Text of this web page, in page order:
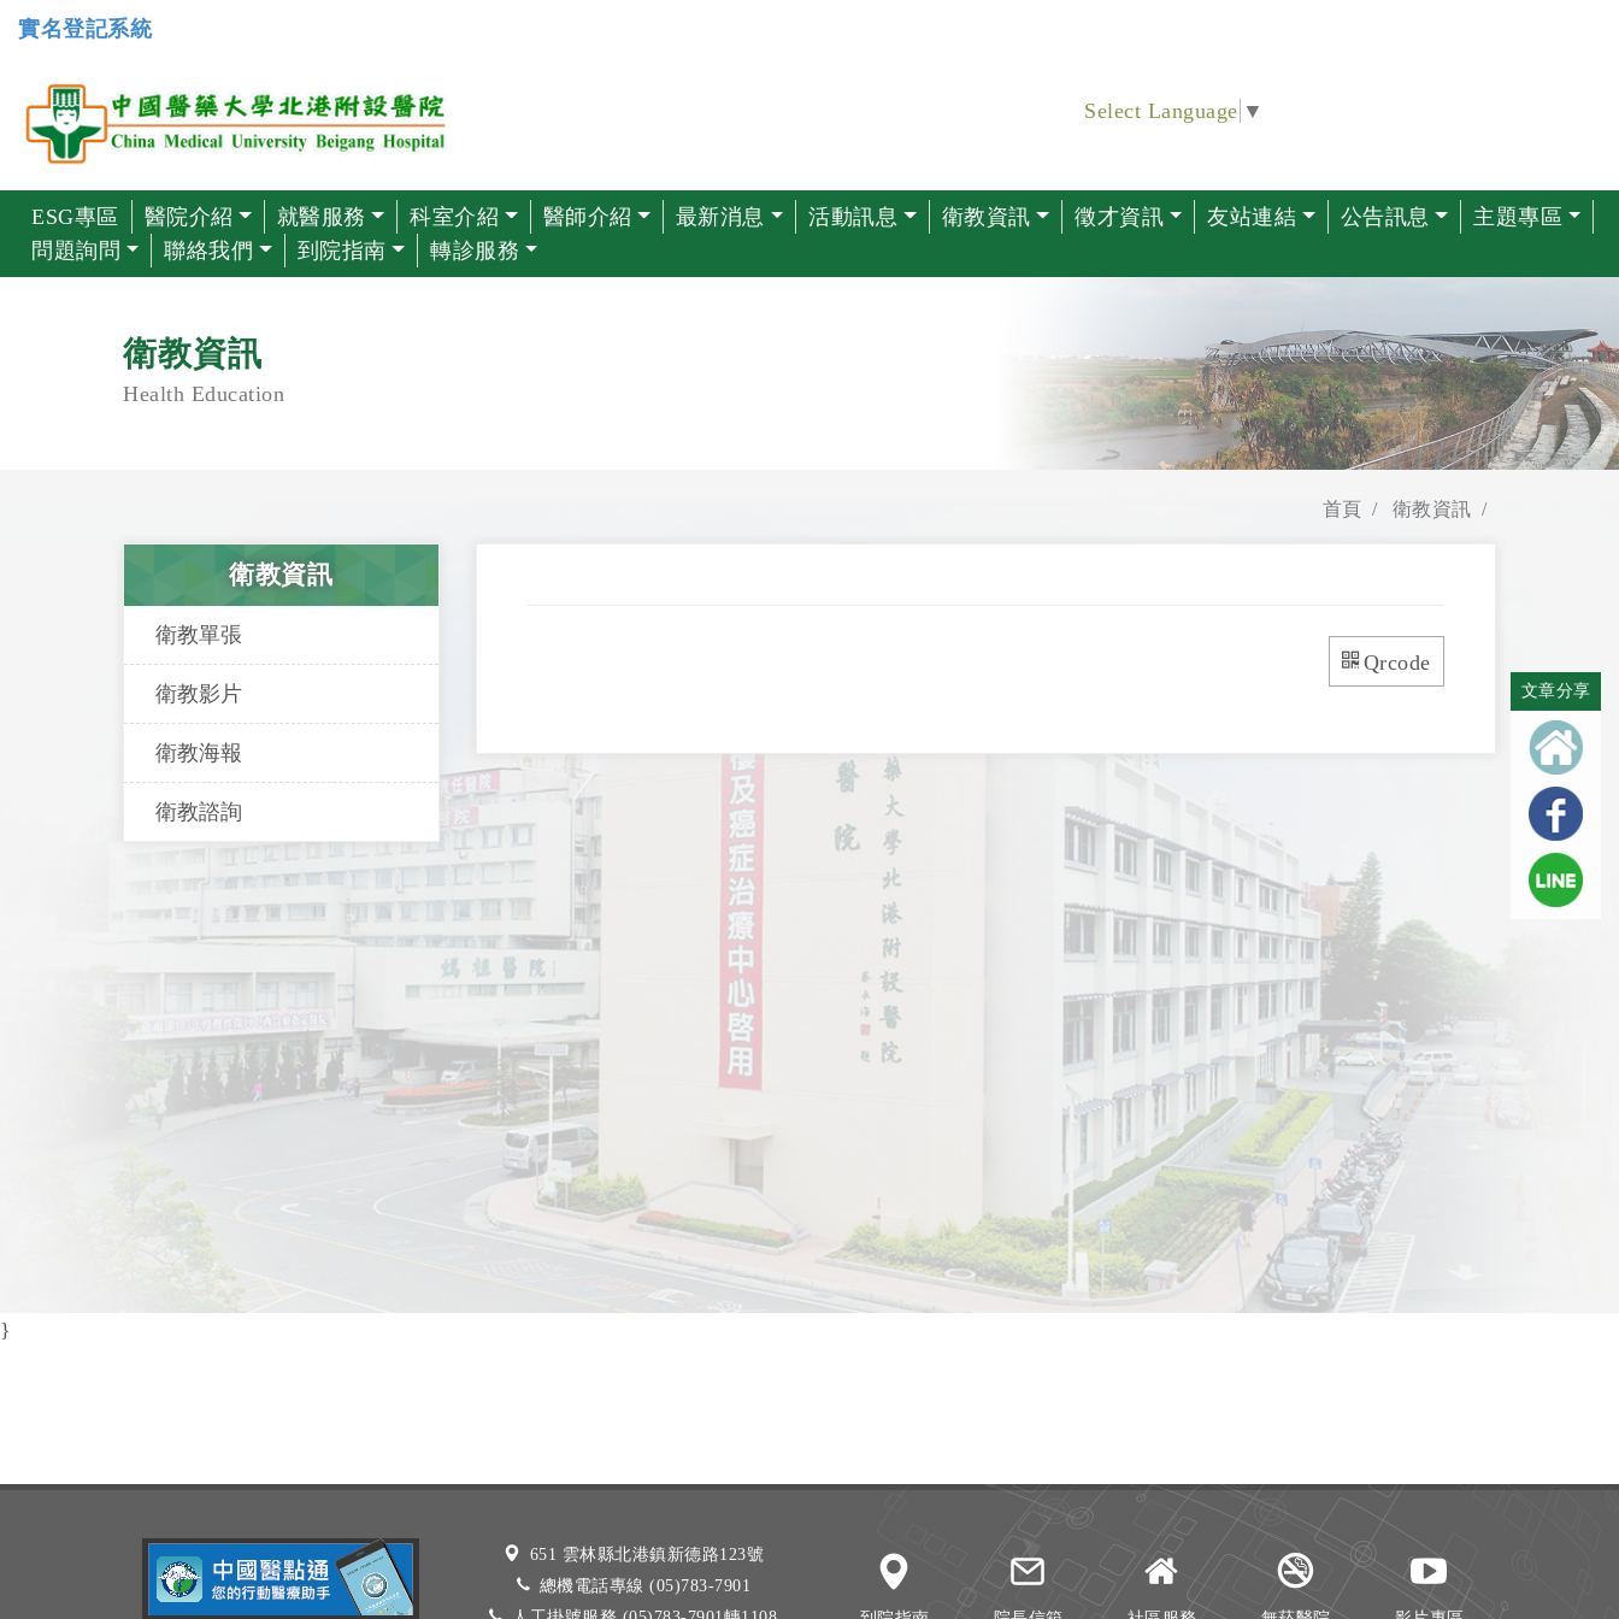
實名登記系統
Select Language ▼
ESG專區 醫院介紹 就醫服務 科室介紹 醫師介紹 最新消息 活動訊息 衛教資訊 徵才資訊 友站連結 公告訊息
主題專區
問題詢問
聯絡我們 到院指南 轉診服務
衛教資訊
Health Education
首頁 衛教資訊
衛教資訊
衛教單張
衛教影片
衛教海報
衛教諮詢
文章分享
Qrcode
}
651 雲林縣北港鎮新德路123號
總機電話專線 (05)783-7901